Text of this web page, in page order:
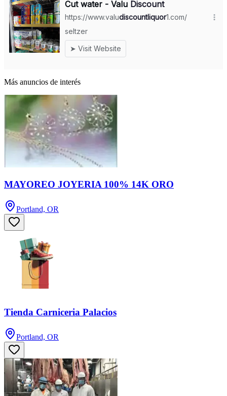
Más anuncios de interés
MAYOREO JOYERIA 100% 14K ORO
Portland, OR
Tienda Carniceria Palacios
Portland, OR